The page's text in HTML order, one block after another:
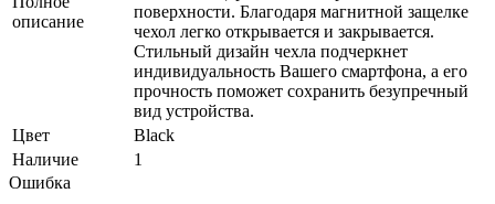
описание
поверхности. Благодаря магнитной защелке
чехол легко открывается и закрывается.
Стильный дизайн чехла подчеркнет
индивидуальность Вашего смартфона, а его
прочность поможет сохранить безупречный
вид устройства.
Цвет
Black
Наличие
1
Ошибка